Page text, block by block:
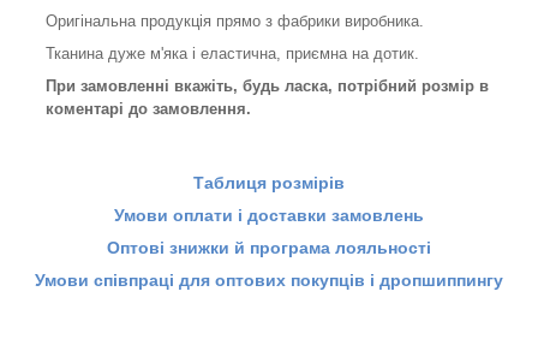
Оригінальна продукція прямо з фабрики виробника.
Тканина дуже м'яка і еластична, приємна на дотик.
При замовленні вкажіть, будь ласка, потрібний розмір в
коментарі до замовлення.
Таблиця розмірів
Умови оплати і доставки замовлень
Оптові знижки й програма лояльності
Умови співпраці для оптових покупців і дропшиппингу